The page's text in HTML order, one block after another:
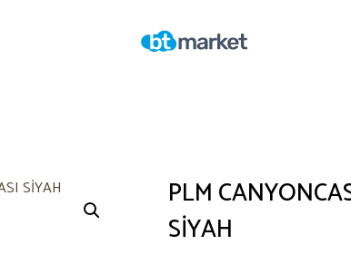
PLM
SİYAH